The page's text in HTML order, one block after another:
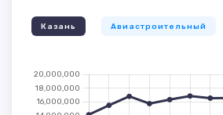
Казань Авиастроительный